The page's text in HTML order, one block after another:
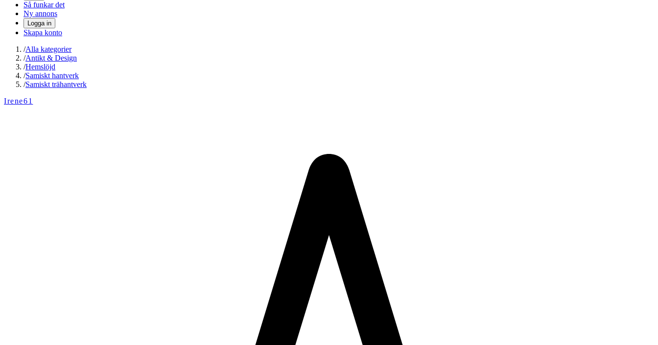
Så funkar det
Ny annons
Logga in
Skapa konto
/Alla kategorier
/Antikt & Design
/Hemslöjd
/Samiskt hantverk
/Samiskt trähantverk
Irene61